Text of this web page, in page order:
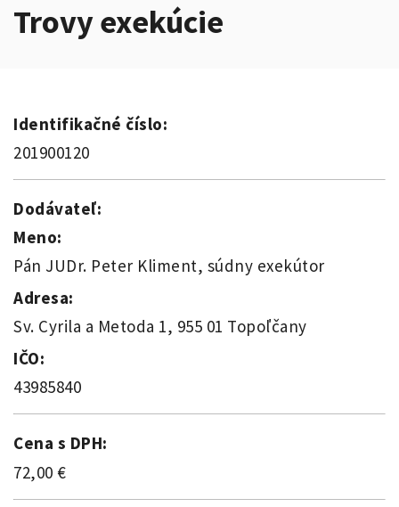
Trovy exekúcie
Identifikačné číslo:
201900120
Dodávateľ:
Meno:
Pán JUDr. Peter Kliment, súdny exekútor
Adresa:
Sv. Cyrila a Metoda 1, 955 01 Topoľčany
IČO:
43985840
Cena s DPH:
72,00 €